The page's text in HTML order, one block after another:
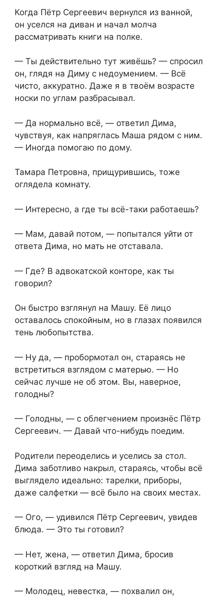
Когда Пётр Сергеевич вернулся из ванной,
он уселся на диван и начал молча
рассматривать книги на полке.
— Ты действительно тут живёшь? — спросил
он, глядя на Диму с недоумением. — Всё
чисто, аккуратно. Даже я в твоём возрасте
носки по углам разбрасывал.
— Да нормально всё, — ответил Дима,
чувствуя, как напряглась Маша рядом с ним.
— Иногда помогаю по дому.
Тамара Петровна, прищурившись, тоже
оглядела комнату.
— Интересно, а где ты всё-таки работаешь?
— Мам, давай потом, — попытался уйти от
ответа Дима, но мать не отставала.
— Где? В адвокатской конторе, как ты
говорил?
Он быстро взглянул на Машу. Её лицо
оставалось спокойным, но в глазах появился
тень любопытства.
— Ну да, — пробормотал он, стараясь не
встретиться взглядом с матерью. — Но
сейчас лучше не об этом. Вы, наверное,
голодны?
— Голодны, — с облегчением произнёс Пётр
Сергеевич. — Давай что-нибудь поедим.
Родители переоделись и уселись за стол.
Дима заботливо накрыл, стараясь, чтобы всё
выглядело идеально: тарелки, приборы,
даже салфетки — всё было на своих местах.
— Ого, — удивился Пётр Сергеевич, увидев
блюда. — Это ты готовил?
— Нет, жена, — ответил Дима, бросив
короткий взгляд на Машу.
— Молодец, невестка, — похвалил он,